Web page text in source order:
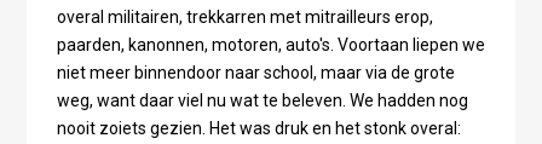
overal militairen, trekkarren met mitrailleurs erop,
paarden, kanonnen, motoren, auto's. Voortaan liepen we
niet meer binnendoor naar school, maar via de grote
weg, want daar viel nu wat te beleven. We hadden nog
nooit zoiets gezien. Het was druk en het stonk overal: